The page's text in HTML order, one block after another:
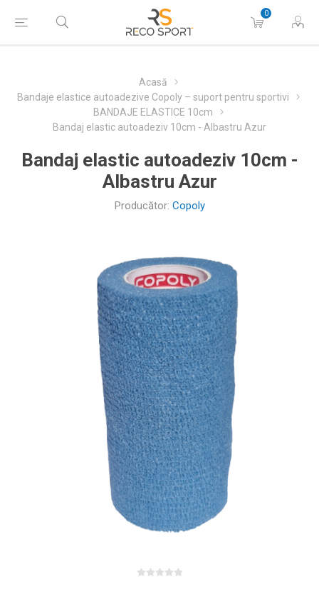
0
Acasă
Bandaje elastice autoadezive Copoly – suport pentru sportivi
BANDAJE ELASTICE 10cm
Bandaj elastic autoadeziv 10cm - Albastru Azur
Bandaj elastic autoadeziv 10cm -
Albastru Azur
Producător: Copoly